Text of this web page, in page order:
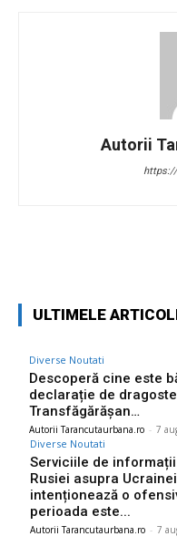
Autorii
ULTIMELE
Diverse Noutati
Descoperă cine este
declarație de
Transfăgărășan…
Autorii Tarancutaurbana.ro - 7
Diverse Noutati
Serviciile de
Rusiei asupra
intenționează o
perioada este...
Autorii Tarancutaurbana.ro - 7